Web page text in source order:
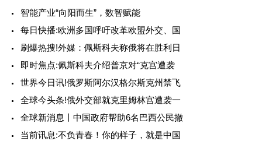
智能产业“向阳而生”，数智赋能
每日快播:欧洲多国呼吁改革欧盟外交、国
刷爆热搜!外媒：佩斯科夫称俄将在胜利日
即时焦点:佩斯科夫介绍普京对“克宫遭袭
世界今日讯!俄罗斯阿尔汉格尔斯克州禁飞
全球今头条!俄外交部就克里姆林宫遭袭一
全球新消息丨中国政府帮助6名巴西公民撤
当前讯息:不负青春！你的样子，就是中国